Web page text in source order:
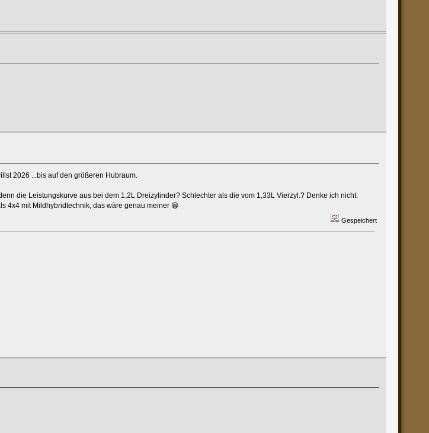
2026 ...bis auf den größeren Hubraum.
die Leistungskurve aus bei dem 1,2L Dreizylinder? Schlechter als die vom 1,33L Vierzyl.? Denke ich nicht.
4x4 mit Mildhybridtechnik, das wäre genau meiner 😁
Gespeichert